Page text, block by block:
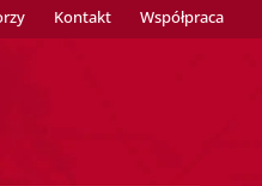
Kontakt Współpraca